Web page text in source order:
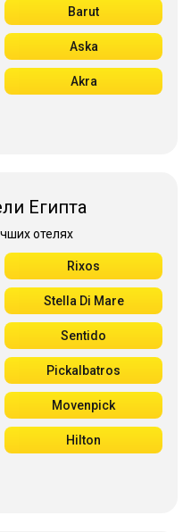
Barut
Aska
Akra
Египта
отелях
Rixos
Stella Di Mare
Sentido
Pickalbatros
Movenpick
Hilton